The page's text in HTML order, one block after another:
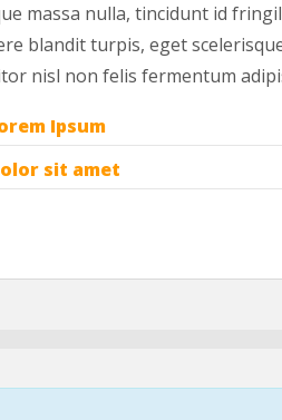
massa nulla, tincidunt id
blandit turpis, eget
nisl non felis fermentum
Ipsum
sit amet